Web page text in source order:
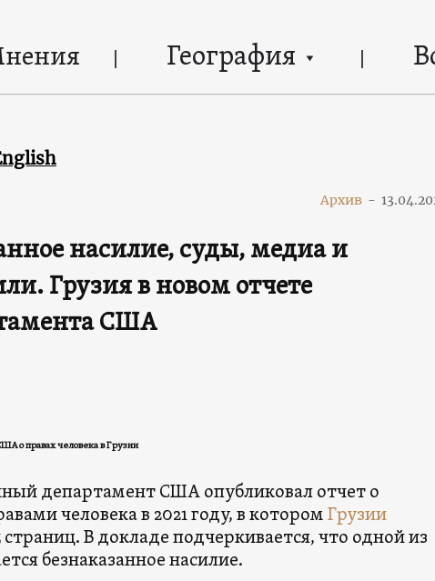
География
Архив -
насилие, суды, медиа и
Грузия в новом отчете
США
о правах человека в Грузии
департамент США опубликовал отчет о
человека в 2021 году, в которомГрузии
В докладе подчеркивается, что одной из
безнаказанное насилие.